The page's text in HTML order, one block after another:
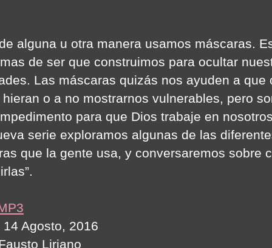
alguna u otra manera usamos máscaras.
de ser que construimos para ocultar
Las máscaras quizás nos ayuden a que
hieran o a no mostrarnos vulnerables, pero
para que Dios trabaje en
serie exploramos algunas de las
que la gente usa, y conversaremos sobre
14 Agosto, 2016
Liriano